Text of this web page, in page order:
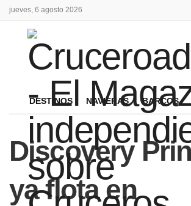
jueves, 6 agosto 2026
DESTINOS NAVIERAS BARCOS
Discovery
ya flota en